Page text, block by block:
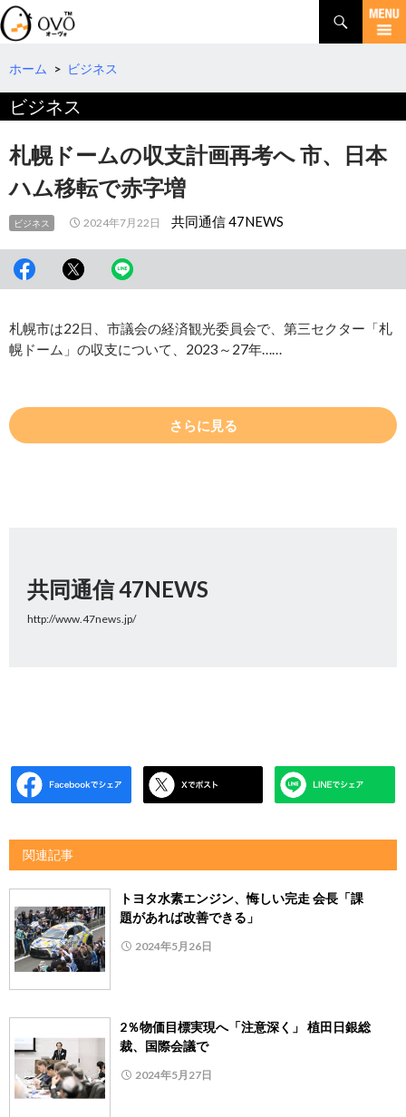
検
索
コ
テ
へ
動
ホーム > ビジネス
ビジネス
札幌ドームの収支計画再考へ 市、日本
ハム移転で赤字増
ビジネス 2024年7月22日 共同通信 47NEWS
札幌市は22日、市議会の経済観光委員会で、第三セクター「札
幌ドーム」の収支について、2023～27年……
さらに見る
共同通信 47NEWS
http://www.47news.jp/
関連記事
トヨタ水素エンジン、悔しい完走 会長「課
題があれば改善できる」
2024年5月26日
2％物価目標実現へ「注意深く」 植田日銀総
裁、国際会議で
2024年5月27日